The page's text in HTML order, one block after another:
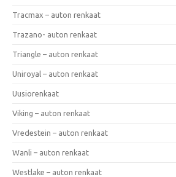
Tracmax – auton renkaat
Trazano- auton renkaat
Triangle – auton renkaat
Uniroyal – auton renkaat
Uusiorenkaat
Viking – auton renkaat
Vredestein – auton renkaat
Wanli – auton renkaat
Westlake – auton renkaat